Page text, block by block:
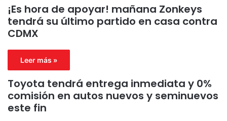
¡Es hora de apoyar! mañana Zonkeys
tendrá su último partido en casa contra
CDMX
Leer más »
Toyota tendrá entrega inmediata y 0%
comisión en autos nuevos y seminuevos
este fin